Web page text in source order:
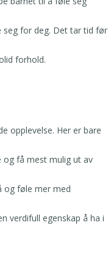
seg for deg. Det tar tid før
forhold.
opplevelse. Her er bare
og få mest mulig ut av
og føle mer med
verdifull egenskap å ha i